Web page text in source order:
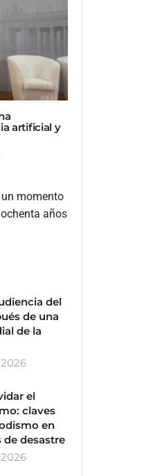
artificial y
momento
años
del
de una
de la
el
claves
en
desastre